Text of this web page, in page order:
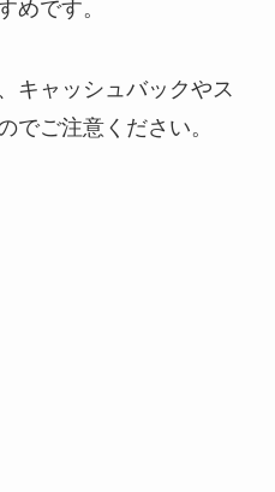
めです。
キャッシュバックやス
でご注意ください。